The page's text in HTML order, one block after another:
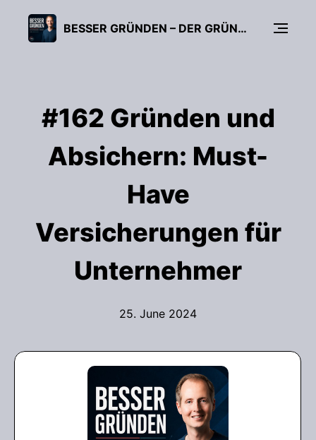
BESSER GRÜNDEN – DER GRÜNDUNGS-PODCAST (FÜR UNTERNEHMER, FREIBERUFLER & START-UPS)
#162 Gründen und
Absichern: Must-
Have
Versicherungen für
Unternehmer
25. June 2024